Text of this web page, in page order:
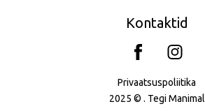
Kontaktid
Privaatsuspoliitika
2025 © . Tegi Manimal